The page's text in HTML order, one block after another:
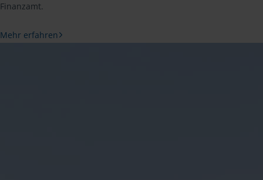
Finanzamt.
Mehr erfahren